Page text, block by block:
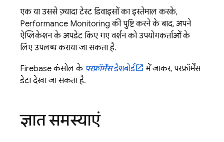
एक या उससे ज़्यादा टेस्ट डिवाइसों का इस्तेमाल करके,
Performance Monitoring की पुष्टि करने के बाद, अपने
ऐप्लिकेशन के अपडेट किए गए वर्शन को उपयोगकर्ताओं के
लिए उपलब्ध कराया जा सकता है.
Firebaseकंसोल के परफ़ॉर्मेंसडैशबोर्ड
में जाकर, परफ़ॉर्मेंस
डेटा देखा जा सकता है.
ज्ञात समस्याएं